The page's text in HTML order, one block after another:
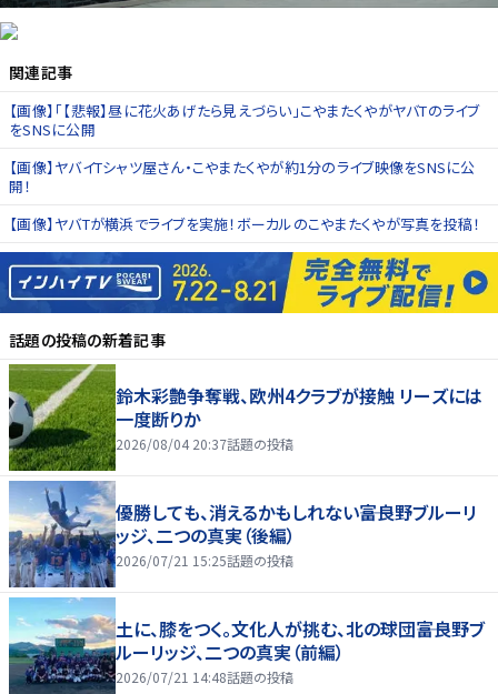
関連記事
【画像】「【悲報】昼に花火あげたら見えづらい」こやまたくやがヤバTのライブ
をSNSに公開
【画像】ヤバイTシャツ屋さん・こやまたくやが約1分のライブ映像をSNSに公
開！
【画像】ヤバTが横浜でライブを実施！ボーカルのこやまたくやが写真を投稿！
話題の投稿の新着記事
鈴木彩艶争奪戦、欧州4クラブが接触 リーズには
一度断りか
2026/08/04 20:37話題の投稿
優勝しても、消えるかもしれない――富良野ブルーリ
ッジ、二つの真実（後編）
2026/07/21 15:25話題の投稿
土に、膝をつく。文化人が挑む、北の球団――富良野ブ
ルーリッジ、二つの真実（前編）
2026/07/21 14:48話題の投稿